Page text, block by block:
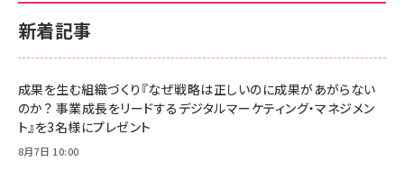
新着記事
成果を生む組織づくり『なぜ戦略は正しいのに成果があがらない
のか？ 事業成長をリードするデジタルマーケティング・マネジメン
ト』を3名様にプレゼント
8月7日 10:00